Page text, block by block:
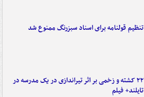
تنظیم قولنامه برای اسناد سبزرنگ ممنوع شد
۲۲ کشته و زخمی بر اثر تیراندازی در یک مدرسه در
تایلند+ فیلم